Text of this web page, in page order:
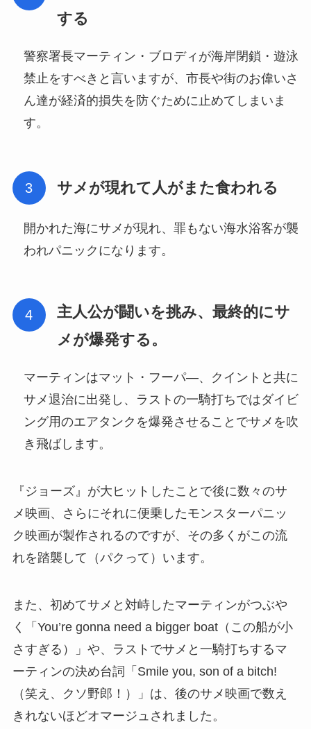
する
警察署長マーティン・ブロディが海岸閉鎖・遊泳
禁止をすべきと言いますが、市長や街のお偉いさ
ん達が経済的損失を防ぐために止めてしまいま
す。
サメが現れて人がまた食われる
開かれた海にサメが現れ、罪もない海水浴客が襲
われパニックになります。
主人公が闘いを挑み、最終的にサ
メが爆発する。
マーティンはマット・フーパ―、クイントと共に
サメ退治に出発し、ラストの一騎打ちではダイビ
ング用のエアタンクを爆発させることでサメを吹
き飛ばします。
『ジョーズ』が大ヒットしたことで後に数々のサ
メ映画、さらにそれに便乗したモンスターパニッ
ク映画が製作されるのですが、その多くがこの流
れを踏襲して（パクって）います。
また、初めてサメと対峙したマーティンがつぶや
く「You’re gonna need a bigger boat（この船が小
さすぎる）」や、ラストでサメと一騎打ちするマ
ーティンの決め台詞「Smile you, son of a bitch!
（笑え、クソ野郎！）」は、後のサメ映画で数え
きれないほどオマージュされました。